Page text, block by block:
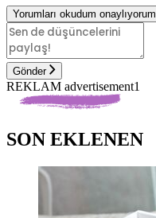
Yorumları okudum onaylıyorum
Gönder
REKLAM advertisement1
SON EKLENEN